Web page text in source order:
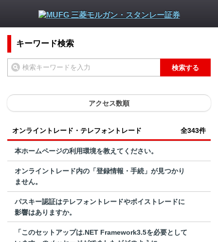
キーワード検索
検索する
アクセス数順
オンライントレード・テレフォントレード 全343件
本ホームページの利用環境を教えてください。
オンライントレード内の「登録情報・手続」が見つかり
ません。
パスキー認証はテレフォントレードやボイストレードに
影響はありますか。
「このセットアップは.NET Framework3.5を必要として